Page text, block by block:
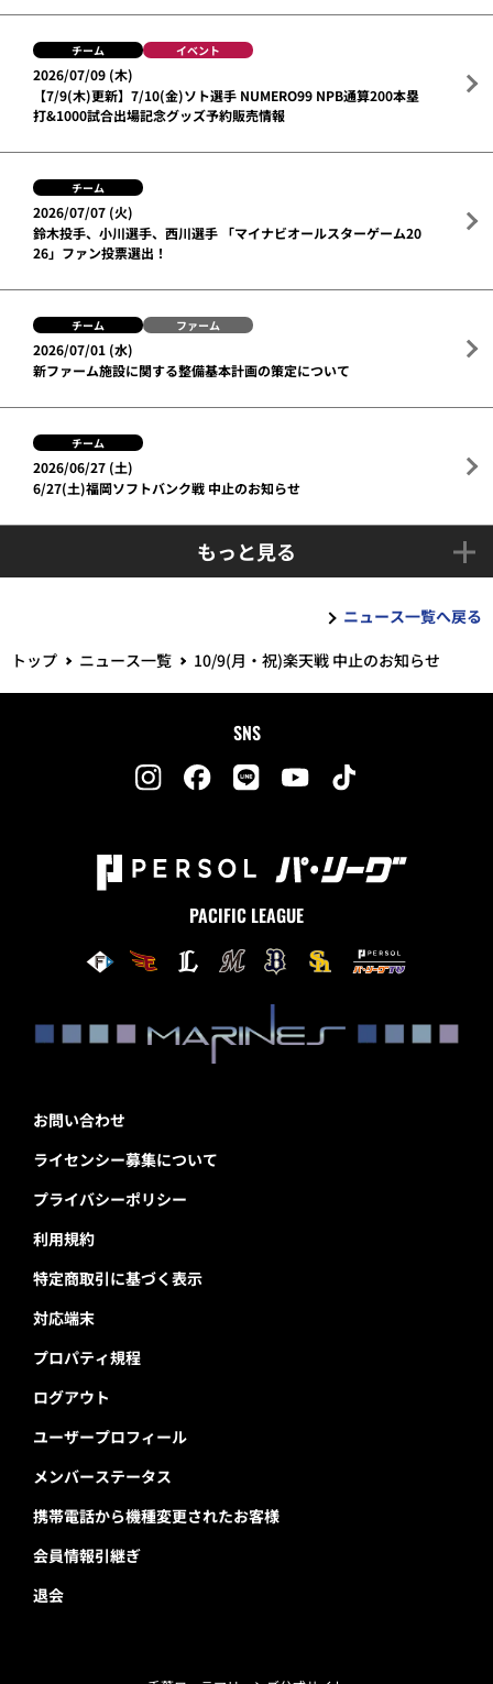
チーム イベント
2026/07/09 (木)
【7/9(木)更新】7/10(金)ソト選手 NUMERO99 NPB通算200本塁
打&1000試合出場記念グッズ予約販売情報
チーム
2026/07/07 (火)
鈴木投手、小川選手、西川選手 「マイナビオールスターゲーム20
26」ファン投票選出！
チーム ファーム
2026/07/01 (水)
新ファーム施設に関する整備基本計画の策定について
チーム
2026/06/27 (土)
6/27(土)福岡ソフトバンク戦 中止のお知らせ
もっと見る
ニュース一覧へ戻る
トップ
ニュース一覧 10/9(月・祝)楽天戦 中止のお知らせ
SNS
PACIFIC LEAGUE
お問い合わせ
ライセンシー募集について
プライバシーポリシー
利用規約
特定商取引に基づく表示
対応端末
プロパティ規程
ログアウト
ユーザープロフィール
メンバーステータス
携帯電話から機種変更されたお客様
会員情報引継ぎ
退会